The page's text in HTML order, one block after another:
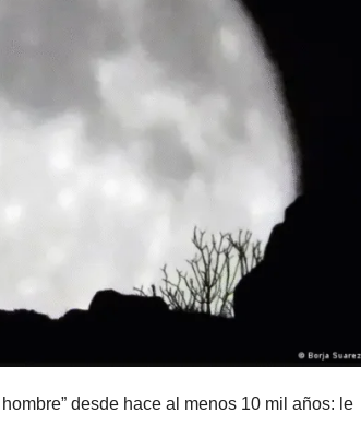
desde hace al menos 10 mil años: le